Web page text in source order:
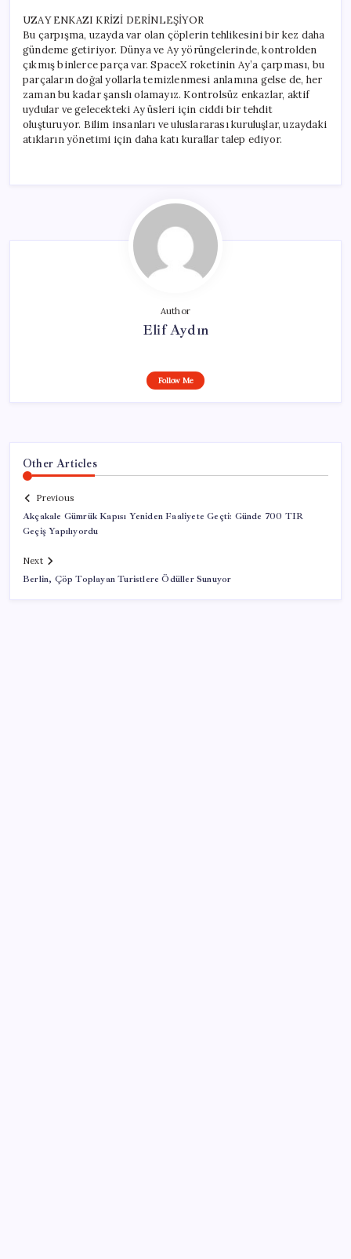
UZAY ENKAZI KRİZİ DERİNLEŞİYOR
Bu çarpışma, uzayda var olan çöplerin tehlikesini bir kez daha
gündeme getiriyor. Dünya ve Ay yörüngelerinde, kontrolden
çıkmış binlerce parça var. SpaceX roketinin Ay’a çarpması, bu
parçaların doğal yollarla temizlenmesi anlamına gelse de, her
zaman bu kadar şanslı olamayız. Kontrolsüz enkazlar, aktif
uydular ve gelecekteki Ay üsleri için ciddi bir tehdit
oluşturuyor. Bilim insanları ve uluslararası kuruluşlar, uzaydaki
atıkların yönetimi için daha katı kurallar talep ediyor.
Author
Elif Aydın
Follow Me
Other Articles
Previous
Akçakale Gümrük Kapısı Yeniden Faaliyete Geçti: Günde 700 TIR
Geçiş Yapılıyordu
Next
Berlin, Çöp Toplayan Turistlere Ödüller Sunuyor